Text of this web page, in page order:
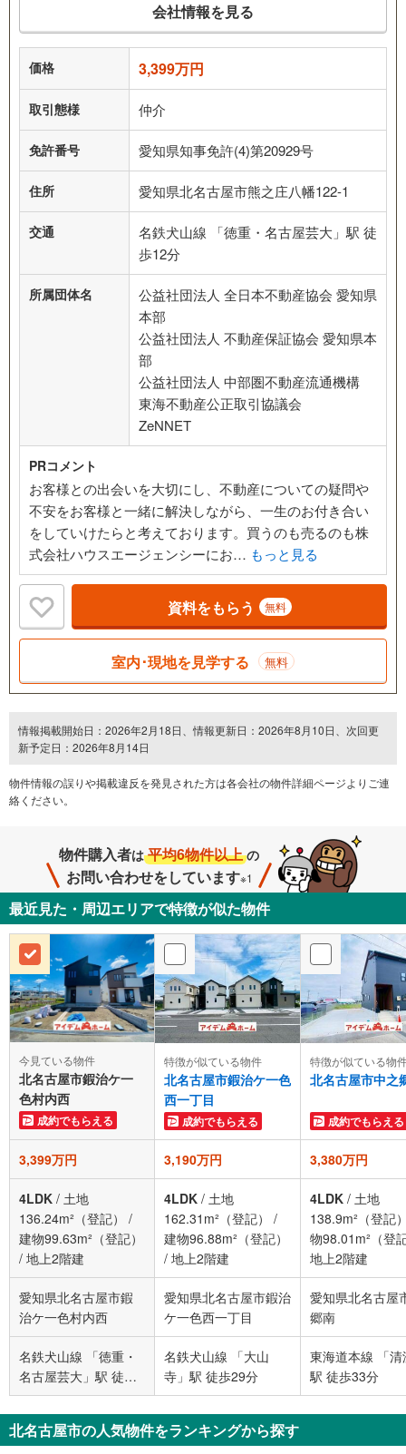
会社情報を見る
価格 3,399万円
取引態様 仲介
免許番号 愛知県知事免許(4)第20929号
住所 愛知県北名古屋市熊之庄八幡122-1
交通
名鉄犬山線 「徳重・名古屋芸大」駅 徒
歩12分
所属団体名
公益社団法人 全日本不動産協会 愛知県
本部
公益社団法人 不動産保証協会 愛知県本
部
公益社団法人 中部圏不動産流通機構
東海不動産公正取引協議会
ZeNNET
PRコメント
お客様との出会いを大切にし、不動産についての疑問や
不安をお客様と一緒に解決しながら、一生のお付き合い
をしていけたらと考えております。買うのも売るのも株
式会社ハウスエージェンシーにお… もっと見る
資料をもらう 無料
室内･現地を見学する 無料
情報掲載開始日：2026年2月18日、情報更新日：2026年8月10日、次回更
新予定日：2026年8月14日
物件情報の誤りや掲載違反を発⾒された方は各会社の物件詳細ページよりご連
絡ください。
物件購入者は 平均6物件以上 の
お問い合わせをしています※1
最近見た・周辺エリアで特徴が似た物件
今見ている物件
北名古屋市鍜治ケ一
色村内西
成約でもらえる
特徴が似ている物件
北名古屋市鍜治ケ一色
西一丁目
成約でもらえる
特徴が似ている物
北名古屋市中之
成約でもらえる
3,399万円 3,190万円 3,380万円
4LDK / 土地
136.24m²（登記）
/
建物99.63m²（登記）
/ 地上2階建
4LDK / 土地
162.31m²（登記）
/
建物96.88m²（登記）
/ 地上2階建
4LDK / 土地
138.9m²（登記
物98.01m²（登
地上2階建
愛知県北名古屋市鍜
治ケ一色村内西
愛知県北名古屋市鍜治
ケ一色西一丁目
愛知県北名古屋
郷南
名鉄犬山線 「徳重・
名古屋芸大」駅 徒歩
22分
名鉄犬山線 「大山
寺」駅 徒歩29分
東海道本線 「清
駅 徒歩33分
北名古屋市の人気物件をランキングから探す